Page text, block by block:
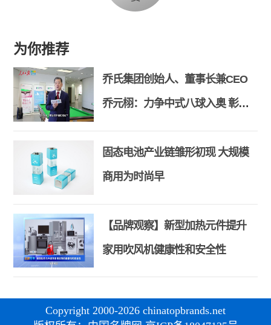
为你推荐
乔氏集团创始人、董事长兼CEO
乔元栩：力争中式八球入奥 彰显
和合共生精神
固态电池产业链雏形初现 大规模
商用为时尚早
【品牌观察】新型加热元件提升
家用吹风机健康性和安全性
Copyright 2000-2026 chinatopbrands.net